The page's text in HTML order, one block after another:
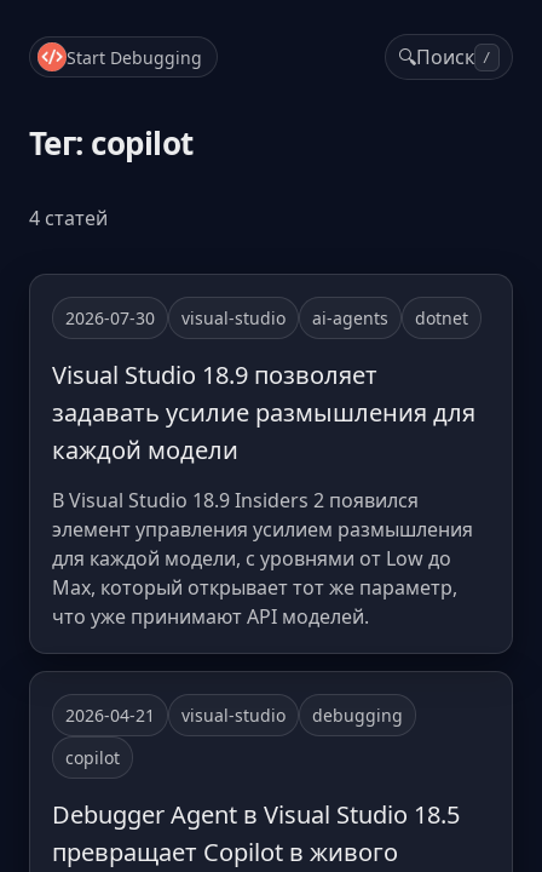
Start Debugging 🔍Поиск /
Тег: copilot
4 статей
2026-07-30 visual-studio ai-agents dotnet
Visual Studio 18.9 позволяет
задавать усилие размышления для
каждой модели
В Visual Studio 18.9 Insiders 2 появился
элемент управления усилием размышления
для каждой модели, с уровнями от Low до
Max, который открывает тот же параметр,
что уже принимают API моделей.
2026-04-21 visual-studio
debugging
copilot
Debugger Agent в Visual Studio 18.5
превращает Copilot в живого